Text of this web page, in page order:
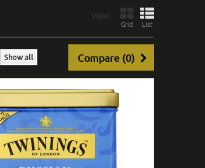
View:
Grid List
Compare (0)
Show all